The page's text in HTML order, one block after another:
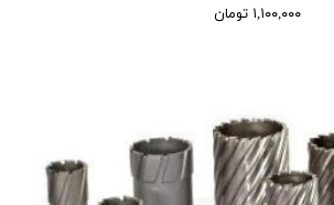
۱,۱۰۰,۰۰۰ تومان